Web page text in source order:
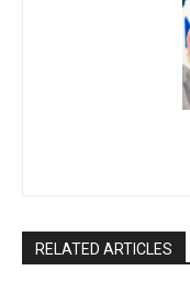
RELATED ARTICLES